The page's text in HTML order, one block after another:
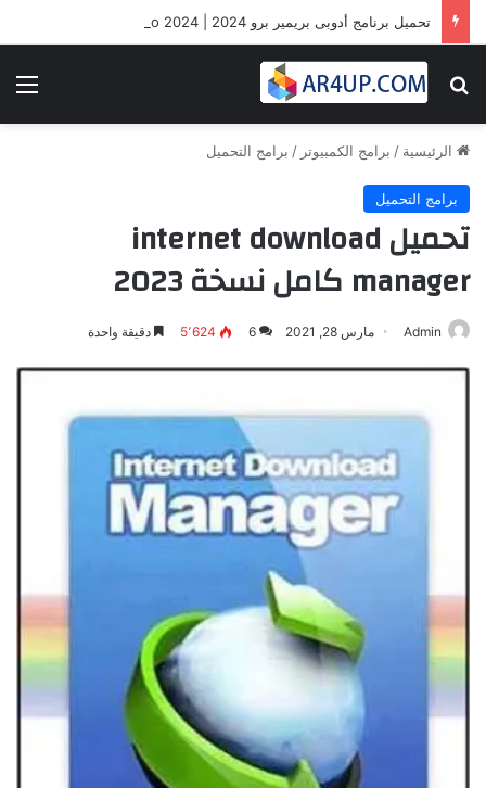
بحث عن
الرئيسية / برامج الكمبيوتر / برامج التحميل
برامج التحميل
تحميل internet download
manager كامل نسخة 2023
Admin مارس 28, 2021 6 5٬624 دقيقة واحدة